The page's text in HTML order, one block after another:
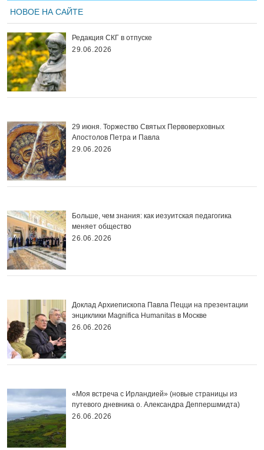
НОВОЕ НА САЙТЕ
Редакция СКГ в отпуске
29.06.2026
29 июня. Торжество Святых Первоверховных
Апостолов Петра и Павла
29.06.2026
Больше, чем знания: как иезуитская педагогика
меняет общество
26.06.2026
Доклад Архиепископа Павла Пецци на презентации
энциклики Magnifica Нumanitas в Москве
26.06.2026
«Моя встреча с Ирландией» (новые страницы из
путевого дневника о. Александра Деппершмидта)
26.06.2026